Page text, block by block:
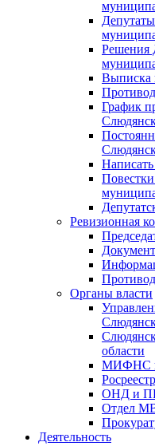
Решения
Выписка
График
Ревизионная
Органы власти
области
МИФНС
Росреестр
ОНД и ПР
Отдел
Деятельность